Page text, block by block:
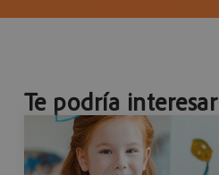
Te podría interesar